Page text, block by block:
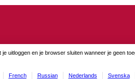
je uitloggen en je browser sluiten wanneer je geen
French Russian Nederlands Svenska